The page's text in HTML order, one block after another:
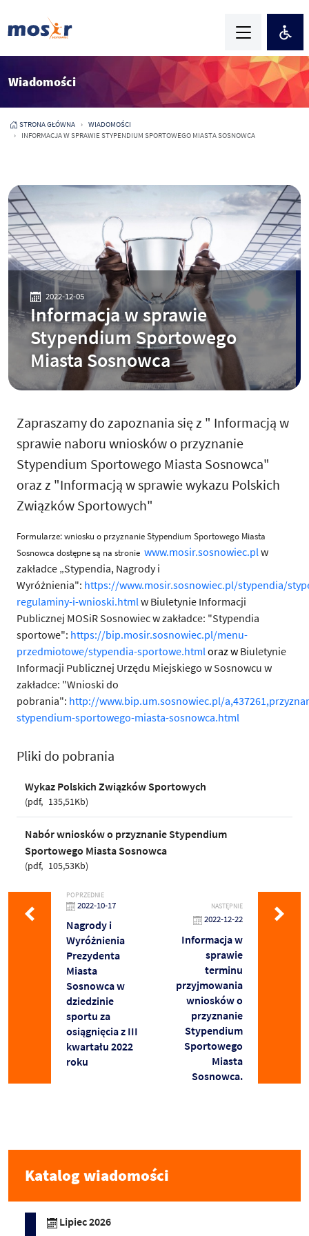
Wiadomości
STRONA GŁÓWNA
WIADOMOŚCI
INFORMACJA W SPRAWIE STYPENDIUM SPORTOWEGO MIASTA SOSNOWCA
2022-12-05
Informacja w sprawie
Stypendium Sportowego
Miasta Sosnowca
Zapraszamy do zapoznania się z " Informacją w
sprawie naboru wniosków o przyznanie
Stypendium Sportowego Miasta Sosnowca"
oraz z "Informacją w sprawie wykazu Polskich
Związków Sportowych"
Formularze: wniosku o przyznanie Stypendium Sportowego Miasta
Sosnowca dostępne są na stronie www.mosir.sosnowiec.plw
zakładce „Stypendia, Nagrody i
Wyróżnienia": https://www.mosir.sosnowiec.pl/stypendia/
regulaminy-i-wnioski.htmlw Biuletynie Informacji
Publicznej MOSiR Sosnowiec w zakładce: "Stypendia
sportowe": https://bip.mosir.sosnowiec.pl/menu-
przedmiotowe/stypendia-sportowe.htmloraz w Biuletynie
Informacji Publicznej Urzędu Miejskiego w Sosnowcu w
zakładce: "Wnioski do
pobrania": http://www.bip.um.sosnowiec.pl/
stypendium-sportowego-miasta-sosnowca.html
Pliki do pobrania
Wykaz Polskich Związków Sportowych
pdf 135,51Kb
Nabór wniosków o przyznanie Stypendium
Sportowego Miasta Sosnowca
pdf 105,53Kb
POPRZEDNIE
2022-10-17
Nagrody i
Wyróżnienia
Prezydenta
Miasta
Sosnowca w
dziedzinie
sportu za
osiągnięcia z III
kwartału 2022
roku
NASTĘPNIE
2022-12-22
Informacja w
sprawie
terminu
przyjmowania
wniosków o
przyznanie
Stypendium
Sportowego
Miasta
Sosnowca.
Katalog wiadomości
Lipiec 2026